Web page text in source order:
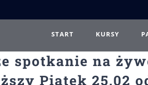
START KURSY
spotkanie na
Piątek 25.02